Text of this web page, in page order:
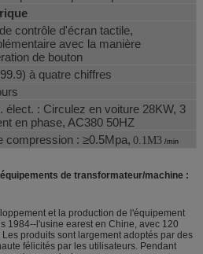
contrôle d'écran tactile,
avec la manière
de bouton
à quatre chiffres
élect. : Circulez en voiture 28KW, 3
en phase, AC380 50HZ
compression : ≥0.5Mpa, 0.1M3 /min
de transformateur/machine :
et la production de l'équipement
1984--l'usine earest en Chine, avec 120
produits sont largement adoptés par des
félicités par les utilisateurs. Pendant